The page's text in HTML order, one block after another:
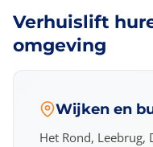
Verhuislift
omgeving
Wijken en
Het Rond, Leebrug,